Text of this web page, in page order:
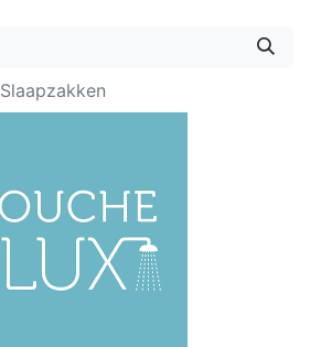
Slaapzakken